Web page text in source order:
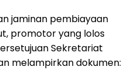
jaminan pembiayaan
promotor yang lolos
Sekretariat
melampirkan dokumen: